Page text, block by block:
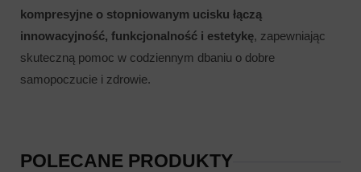
kompresyjne o stopniowanym ucisku łączą
innowacyjność, funkcjonalność i estetykę, zapewniając
skuteczną pomoc w codziennym dbaniu o dobre
samopoczucie i zdrowie.
POLECANE PRODUKTY